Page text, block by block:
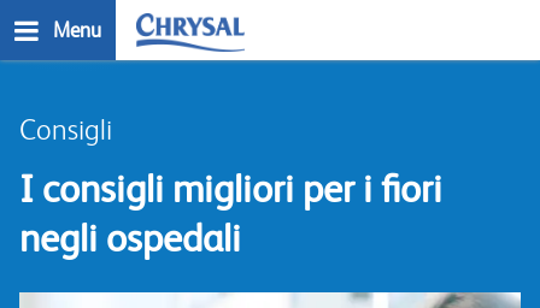
Menu
Consigli
I consigli migliori per i fiori
negli ospedali